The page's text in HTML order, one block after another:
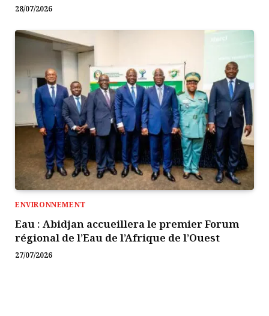
28/07/2026
ENVIRONNEMENT
Eau : Abidjan accueillera le premier Forum
régional de l’Eau de l’Afrique de l’Ouest
27/07/2026